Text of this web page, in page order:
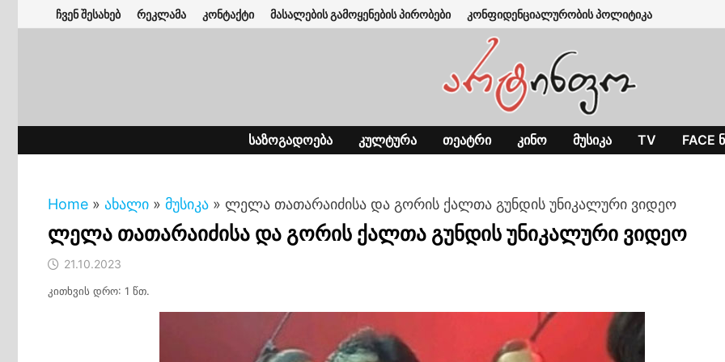
to
ჩვენ შესახებ რეკლამა კონტაქტი მასალების გამოყენების პირობები კონფიდენციალურობის პოლიტიკა
ᲡᲐᲖᲝᲒᲐᲓᲝᲔᲑᲐ ᲙᲣᲚᲢᲣᲠᲐ ᲗᲔᲐᲢᲠᲘ ᲙᲘᲜᲝ ᲛᲣᲡᲘᲙᲐ TV FACE
Home » ახალი » მუსიკა » ლელა თათარაიძისა და გორის ქალთა გუნდის უნიკალური ვიდეო
ლელა თათარაიძისა და გორის ქალთა გუნდის უნიკალური ვიდეო
21.10.2023
კითხვის დრო: 1 წთ.